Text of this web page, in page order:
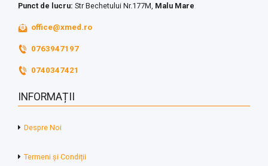
Punct de lucru: Str Bechetului Nr.177M, Malu Mare
office@xmed.ro
0763947197
0740347421
INFORMAȚII
Despre Noi
Termeni și Condiții